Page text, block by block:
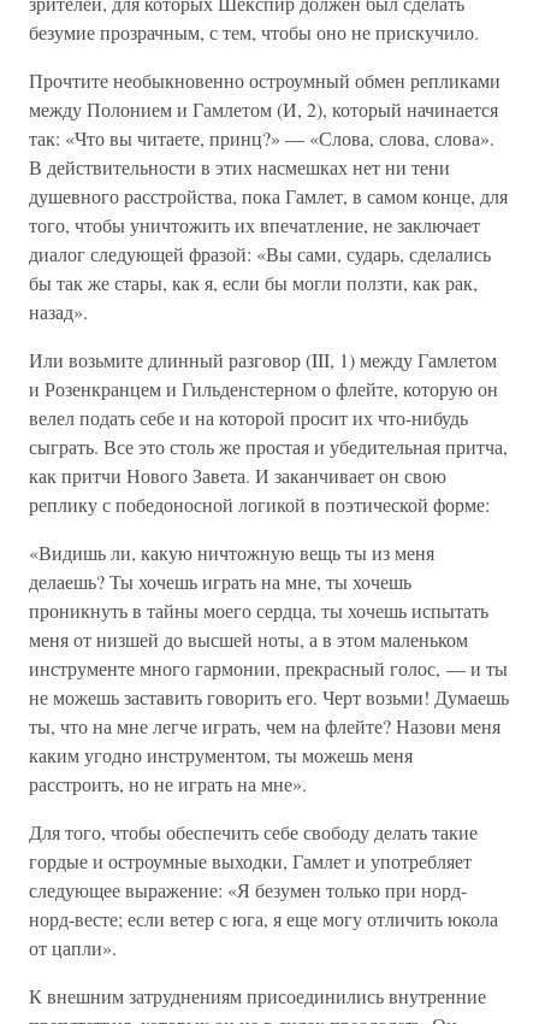
безумие прозрачным, с тем, чтобы оно не прискучило.
Прочтите необыкновенно остроумный обмен репликами
между Полонием и Гамлетом (И, 2), который начинается
так: «Что вы читаете, принц?» — «Слова, слова, слова».
В действительности в этих насмешках нет ни тени
душевного расстройства, пока Гамлет, в самом конце, для
того, чтобы уничтожить их впечатление, не заключает
диалог следующей фразой: «Вы сами, сударь, сделались
бы так же стары, как я, если бы могли ползти, как рак,
назад».
Или возьмите длинный разговор (III, 1) между Гамлетом
и Розенкранцем и Гильденстерном о флейте, которую он
велел подать себе и на которой просит их что-нибудь
сыграть. Все это столь же простая и убедительная притча,
как притчи Нового Завета. И заканчивает он свою
реплику с победоносной логикой в поэтической форме:
«Видишь ли, какую ничтожную вещь ты из меня
делаешь? Ты хочешь играть на мне, ты хочешь
проникнуть в тайны моего сердца, ты хочешь испытать
меня от низшей до высшей ноты, а в этом маленьком
инструменте много гармонии, прекрасный голос, — и ты
не можешь заставить говорить его. Черт возьми! Думаешь
ты, что на мне легче играть, чем на флейте? Назови меня
каким угодно инструментом, ты можешь меня
расстроить, но не играть на мне».
Для того, чтобы обеспечить себе свободу делать такие
гордые и остроумные выходки, Гамлет и употребляет
следующее выражение: «Я безумен только при норд-
норд-весте; если ветер с юга, я еще могу отличить юкола
от цапли».
К внешним затруднениям присоединились внутренние